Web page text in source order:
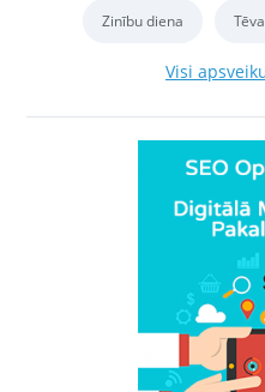
Zinību diena
Visi